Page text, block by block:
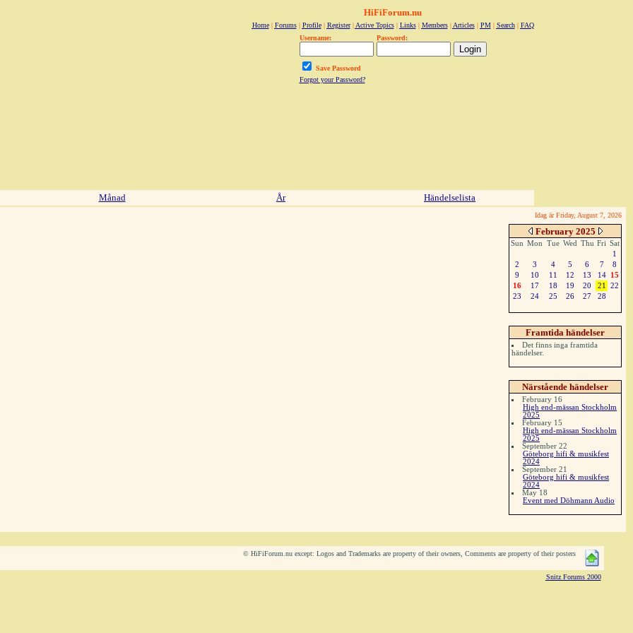
HiFiForum.nu
Home| Forums| Profile| Register| Active Topics| Links| Members| Articles| PM| Search| FAQ
Username:
Password:
Save Password
Forgot your Password?
Månad År Händelselista
Idag är Friday, August 7, 2026
February 2025
Sun Mon Tue Wed Thu Fri Sat
1
2
3 4 5 6 7
8
9
10 11 12 13 14
15
16
17 18 19 20 21
22
23
24 25 26 27 28
Framtida händelser
Det finns inga framtida
händelser.
Närstående händelser
February 16
High end-mässan Stockholm
2025
February 15
High end-mässan Stockholm
2025
September 22
Göteborg hifi & musikfest
2024
September 21
Göteborg hifi & musikfest
2024
May 18
Event med Döhmann Audio
© HiFiForum.nu except: Logos and Trademarks are property of their owners, Comments are property of their posters
Snitz Forums 2000